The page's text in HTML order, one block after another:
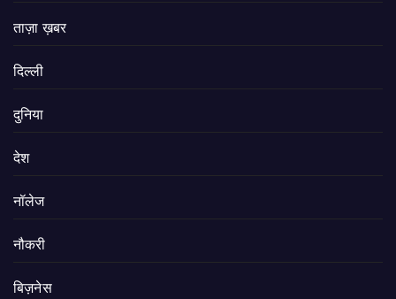
ताज़ा ख़बर
दिल्ली
दुनिया
देश
नॉलेज
नौकरी
बिज़नेस